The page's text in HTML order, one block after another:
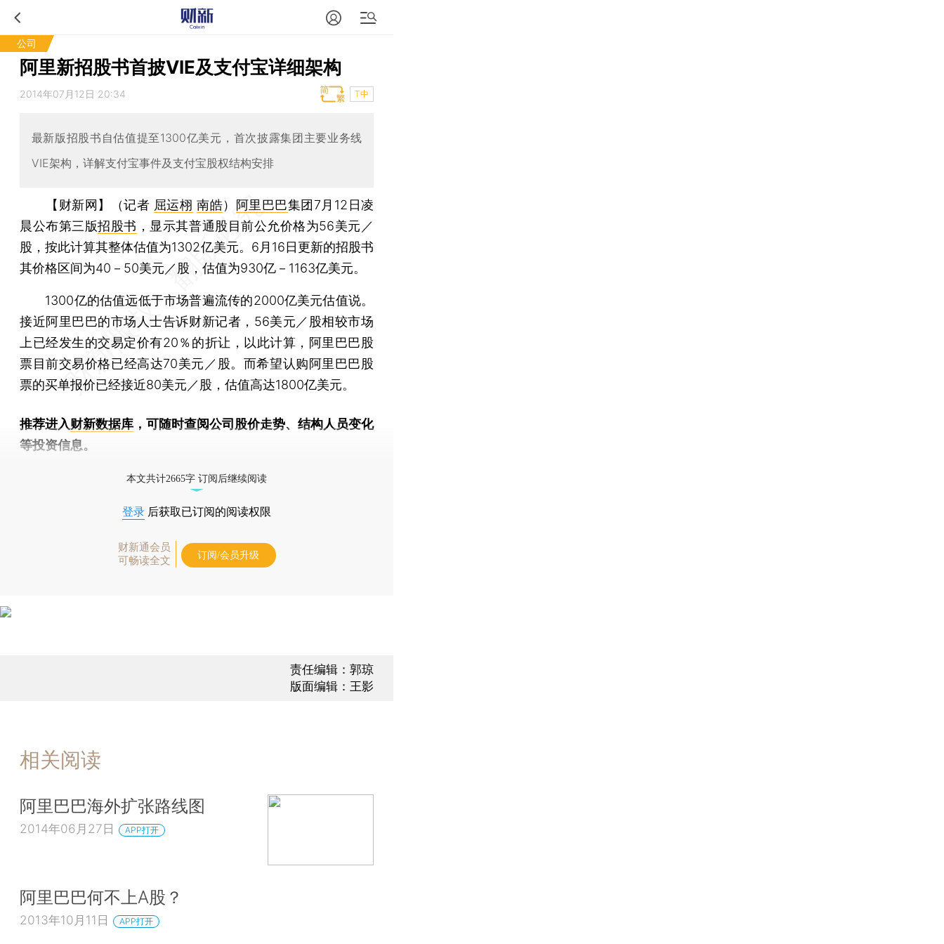
公司
阿里新招股书首披VIE及支付宝详细架构
2014年07月12日 20:34 T中
最新版招股书自估值提至1300亿美元，首次披露集团主要业务线
VIE架构，详解支付宝事件及支付宝股权结构安排
【财新网】（记者 屈运栩 南皓） 阿里巴巴集团7月12日凌
晨公布第三版招股书 ，显示其普通股目前公允价格为56美元／
股，按此计算其整体估值为1302亿美元。6月16日更新的招股书
其价格区间为40－50美元／股，估值为930亿－1163亿美元。
1300亿的估值远低于市场普遍流传的2000亿美元估值说。
接近阿里巴巴的市场人士告诉财新记者，56美元／股相较市场
上已经发生的交易定价有20％的折让，以此计算，阿里巴巴股
票目前交易价格已经高达70美元／股。而希望认购阿里巴巴股
票的买单报价已经接近80美元／股，估值高达1800亿美元。
推荐进入财新数据库 ，可随时查阅公司股价走势、结构人员变化
等投资信息。
本文共计2665字 订阅后继续阅读
登录 后获取已订阅的阅读权限
财新通会员
可畅读全文
订阅/会员升级
责任编辑：郭琼
版面编辑：王影
相关阅读
阿里巴巴海外扩张路线图
2014年06月27日 APP打开
阿里巴巴何不上A股？
2013年10月11日 APP打开